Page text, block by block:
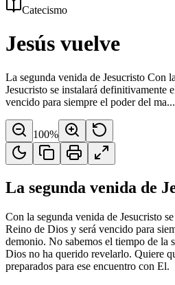
Catecismo
Jesús vuelve
La segunda venida de Jesucristo Con
Jesucristo se instalará definitivamente
vencido para siempre el poder del ma...
100%
La segunda venida de
Con la segunda venida de Jesucristo
Reino de Dios y será vencido para
demonio. No sabemos el tiempo de la
Dios no ha querido revelarlo. Quiere
preparados para ese encuentro con El.